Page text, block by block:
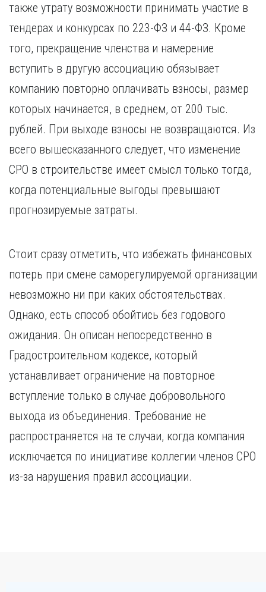
также утрату возможности принимать участие в
тендерах и конкурсах по 223-ФЗ и 44-ФЗ. Кроме
того, прекращение членства и намерение
вступить в другую ассоциацию обязывает
компанию повторно оплачивать взносы, размер
которых начинается, в среднем, от 200 тыс.
рублей. При выходе взносы не возвращаются. Из
всего вышесказанного следует, что изменение
СРО в строительстве имеет смысл только тогда,
когда потенциальные выгоды превышают
прогнозируемые затраты.
Стоит сразу отметить, что избежать финансовых
потерь при смене саморегулируемой организации
невозможно ни при каких обстоятельствах.
Однако, есть способ обойтись без годового
ожидания. Он описан непосредственно в
Градостроительном кодексе, который
устанавливает ограничение на повторное
вступление только в случае добровольного
выхода из объединения. Требование не
распространяется на те случаи, когда компания
исключается по инициативе коллегии членов СРО
из-за нарушения правил ассоциации.